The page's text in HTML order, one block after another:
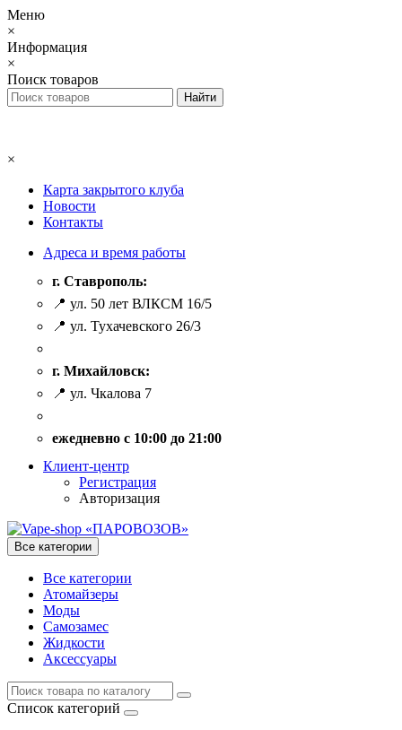
Меню
×
Информация
×
Поиск товаров
×
Карта закрытого клуба
Новости
Контакты
Адреса и время работы
г. Ставрополь:
📍 ул. 50 лет ВЛКСМ 16/5
📍 ул. Тухачевского 26/3
г. Михайловск:
📍 ул. Чкалова 7
ежедневно с 10:00 до 21:00
Клиент-центр
Регистрация
Авторизация
Все категории
Все категории
Атомайзеры
Моды
Самозамес
Жидкости
Аксессуары
Список категорий